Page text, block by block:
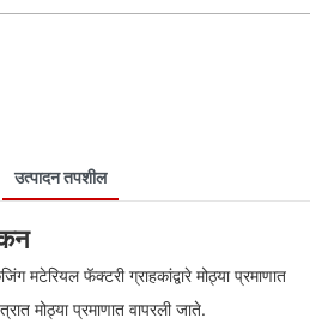
उत्पादन तपशील
मटेरियल फॅक्टरी ग्राहकांद्वारे मोठ्या प्रमाणात
मोठ्या प्रमाणात वापरली जाते.